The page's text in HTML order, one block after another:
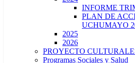
INFORME
PLAN DE
UCHUMAYO
2025
2026
PROYECTO
Programas Sociales y Salud